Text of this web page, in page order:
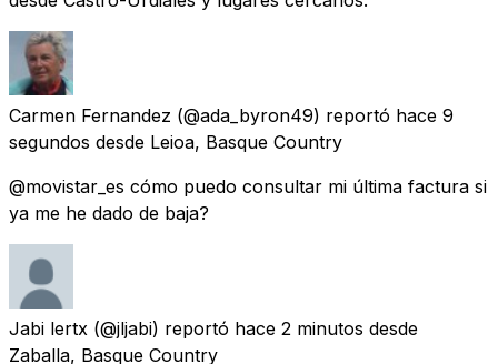
Carmen Fernandez (@ada_byron49) reportó hace 9
segundos desde Leioa, Basque Country
@movistar_es cómo puedo consultar mi última factura si
ya me he dado de baja?
Jabi lertx (@jljabi) reportó hace 2 minutos desde
Zaballa, Basque Country